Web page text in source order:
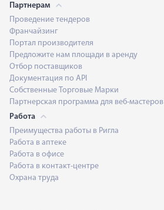
Партнерам
Проведение тендеров
Франчайзинг
Портал производителя
Предложите нам площади в аренду
Отбор поставщиков
Документация по API
Собственные Торговые Марки
Партнерская программа для веб-мастеров
Работа
Преимущества работы в Ригла
Работа в аптеке
Работа в офисе
Работа в контакт-центре
Охрана труда